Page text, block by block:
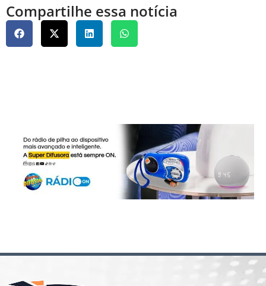
Compartilhe essa notícia